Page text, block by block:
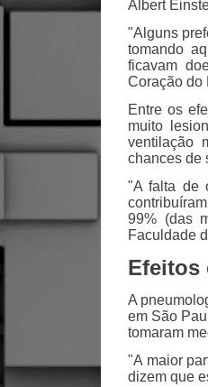
Albert
"Alguns
tomando
ficavam
Coração do
Entre os
muito
ventilação
chances de
"A falta de
99% (das
Faculdade
Efeitos
A
em São
tomaram
"A maior
dizem que